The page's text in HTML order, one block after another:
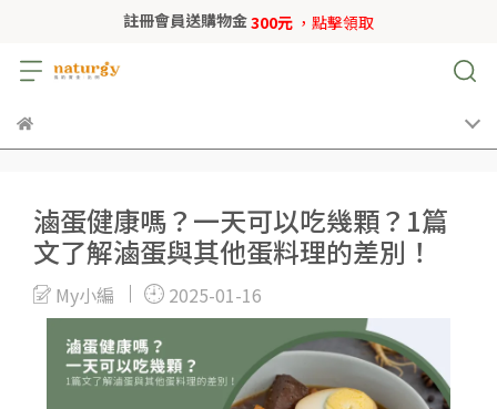
註冊會員送購物金300元 ，點擊領取
滷蛋健康嗎？一天可以吃幾顆？1篇
文了解滷蛋與其他蛋料理的差別！
My小編 2025-01-16